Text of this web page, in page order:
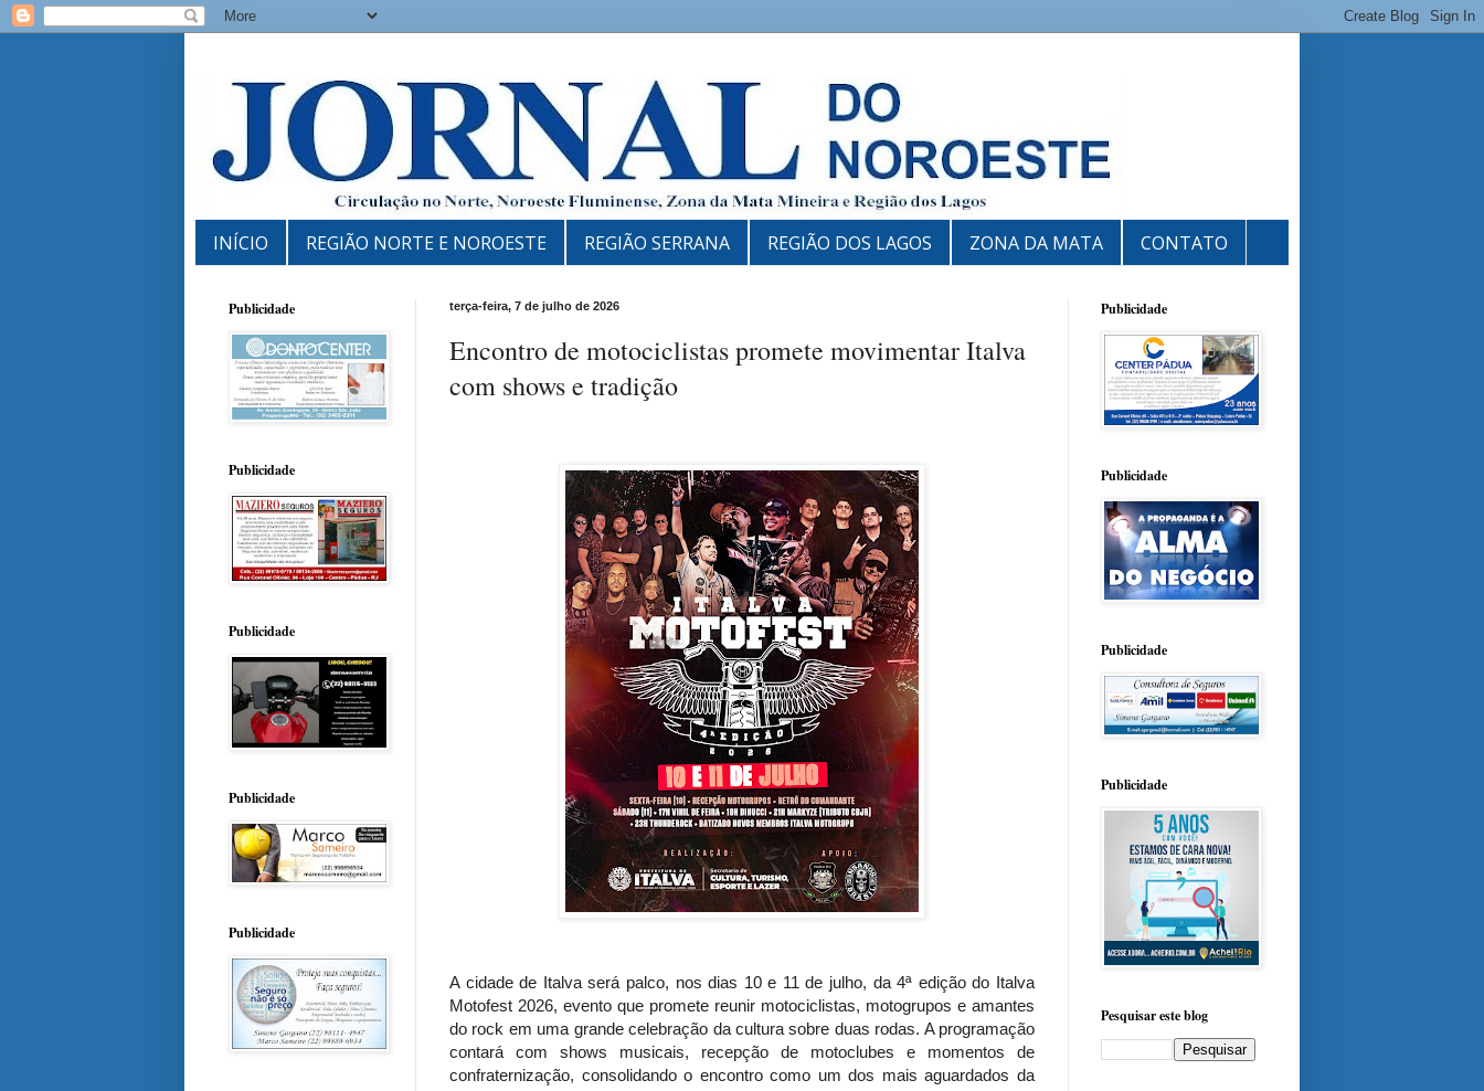
INÍCIO REGIÃO NORTE E NOROESTE REGIÃO SERRANA REGIÃO DOS LAGOS ZONA DA MATA CONTATO
terça-feira, 7 de julho de 2026
Encontro de motociclistas promete movimentar Italva
com shows e tradição
A cidade de Italva será palco, nos dias 10 e 11 de julho, da 4ª edição do Italva
Motofest 2026, evento que promete reunir motociclistas, motogrupos e amantes
do rock em uma grande celebração da cultura sobre duas rodas. A programação
contará com shows musicais, recepção de motoclubes e momentos de
confraternização, consolidando o encontro como um dos mais aguardados da
Publicidade
Publicidade
Publicidade
Publicidade
Publicidade
Publicidade
Publicidade
Publicidade
Publicidade
Pesquisar este blog